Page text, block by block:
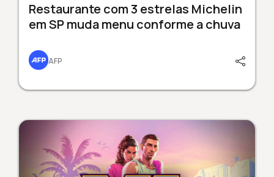
Restaurante com 3 estrelas Michelin
em SP muda menu conforme a chuva
AFP